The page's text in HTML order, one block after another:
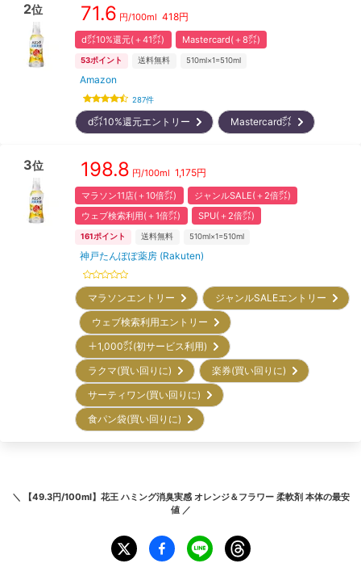
2位 71.6 円/100ml 418円
d㌽10%還元(＋41㌽) Mastercard(＋8㌽)
53ポイント 送料無料 510ml×1=510ml
Amazon
287件
d㌽10%還元エントリー Mastercard㌽
3位 198.8 円/100ml 1,175円
マラソン11店(＋10倍㌽)
ジャンルSALE(＋2倍㌽)
ウェブ検索利用(＋1倍㌽)
SPU(＋2倍㌽)
161ポイント 送料無料 510ml×1=510ml
神戸たんぽぽ薬房 (Rakuten)
マラソンエントリー
ジャンルSALEエントリー
ウェブ検索利用エントリー
＋1,000㌽(初サービス利用)
ラクマ(買い回りに)
楽券(買い回りに)
サーティワン(買い回りに)
食パン袋(買い回りに)
＼ 【49.3円/100ml】花王 ハミング消臭実感 オレンジ＆フラワー 柔軟剤 本体の最安
値 ／